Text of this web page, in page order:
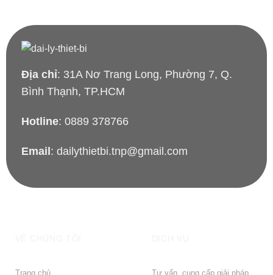
Địa chỉ: 31A Nơ Trang Long, Phường 7, Q.
Bình Thạnh, TP.HCM
Hotline: 0889 378766
Email: dailythietbi.tnp@gmail.com
Trang chủ Tư vấn, cung cấp giải pháp